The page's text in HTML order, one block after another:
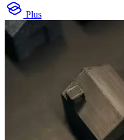
Plus